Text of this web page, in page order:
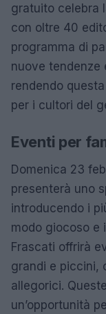
gratuito celebra
con oltre 40
programma di
nuove tendenze
rendendo
per i cultori del
Eventi per
Domenica 23
presenterà uno
introducendo i
modo giocoso e
Frascati offrirà
grandi e piccini,
allegorici.
un’opportunità